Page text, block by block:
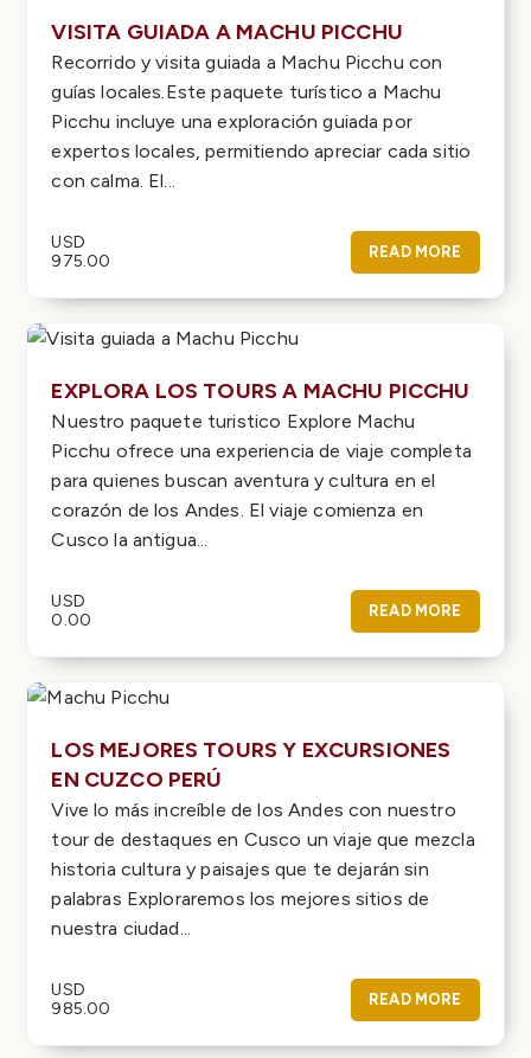
VISITA GUIADA A MACHU PICCHU
Recorrido y visita guiada a Machu Picchu con
guías locales.Este paquete turístico a Machu
Picchu incluye una exploración guiada por
expertos locales, permitiendo apreciar cada sitio
con calma. El...
USD
975.00
READ MORE
EXPLORA LOS TOURS A MACHU PICCHU
Nuestro paquete turistico Explore Machu
Picchu ofrece una experiencia de viaje completa
para quienes buscan aventura y cultura en el
corazón de los Andes. El viaje comienza en
Cusco la antigua...
USD
0.00
READ MORE
LOS MEJORES TOURS Y EXCURSIONES
EN CUZCO PERÚ
Vive lo más increíble de los Andes con nuestro
tour de destaques en Cusco un viaje que mezcla
historia cultura y paisajes que te dejarán sin
palabras Exploraremos los mejores sitios de
nuestra ciudad...
USD
985.00
READ MORE